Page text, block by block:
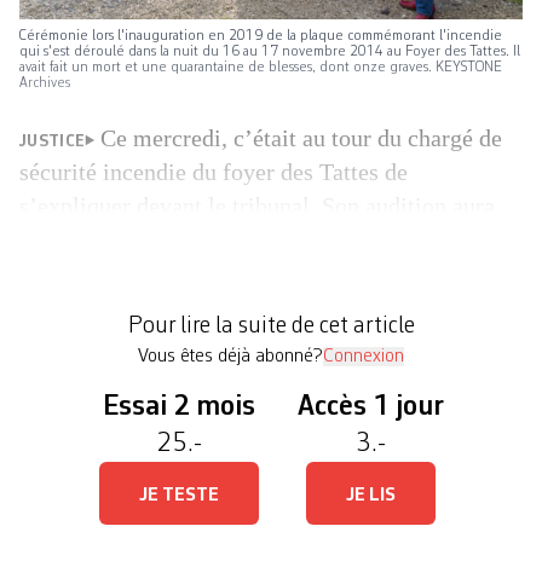
Cérémonie lors l'inauguration en 2019 de la plaque commémorant l'incendie
qui s'est déroulé dans la nuit du 16 au 17 novembre 2014 au Foyer des Tattes. Il
avait fait un mort et une quarantaine de blesses, dont onze graves. KEYSTONE
Archives
JUSTICE
Ce mercredi, c’était au tour du chargé de
sécurité incendie du foyer des Tattes de
éviter que le départ de feu du 16 […]
Pour lire la suite de cet article
Vous êtes déjà abonné?Connexion
Essai 2 mois
25.-
JE TESTE
Accès 1 jour
3.-
JE LIS